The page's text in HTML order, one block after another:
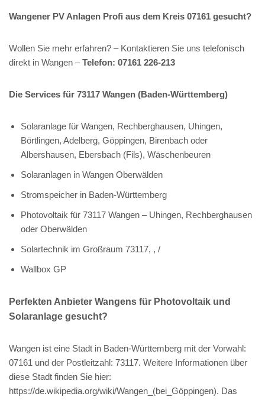
Wangener PV Anlagen Profi aus dem Kreis 07161 gesucht?
Wollen Sie mehr erfahren? – Kontaktieren Sie uns telefonisch
direkt in Wangen –Telefon: 07161 226-213
Die Services für 73117 Wangen (Baden-Württemberg)
Solaranlage für Wangen, Rechberghausen, Uhingen,
Börtlingen, Adelberg, Göppingen, Birenbach oder
Albershausen, Ebersbach (Fils), Wäschenbeuren
Solaranlagen in Wangen Oberwälden
Stromspeicher in Baden-Württemberg
Photovoltaik für 73117 Wangen – Uhingen, Rechberghausen
oder Oberwälden
Solartechnik im Großraum 73117, , /
Wallbox GP
Perfekten Anbieter Wangens für Photovoltaik und
Solaranlage gesucht?
Wangen ist eine Stadt in Baden-Württemberg mit der Vorwahl:
07161 und der Postleitzahl: 73117. Weitere Informationen über
diese Stadt finden Sie hier:
https://de.wikipedia.org/wiki/Wangen_(bei_Göppingen). Das